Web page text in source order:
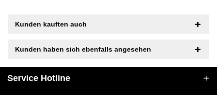
Kunden kauften auch
Kunden haben sich ebenfalls angesehen
Service Hotline